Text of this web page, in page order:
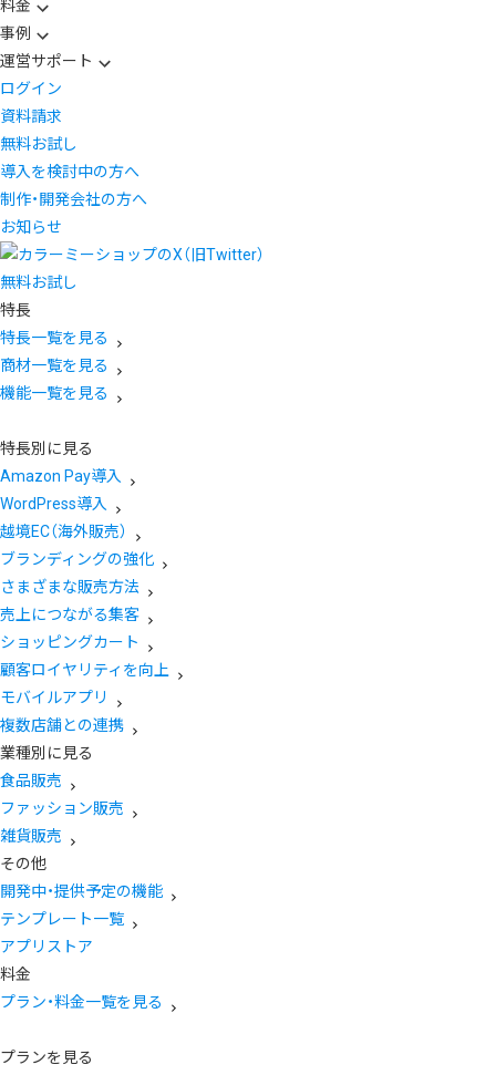
料金
事例
運営サポート
ログイン
資料請求
無料お試し
導入を検討中の方へ
制作・開発会社の方へ
お知らせ
無料お試し
特長
特長一覧を見る
商材一覧を見る
機能一覧を見る
特長別に見る
Amazon Pay導入
WordPress導入
越境EC（海外販売）
ブランディングの強化
さまざまな販売方法
売上につながる集客
ショッピングカート
顧客ロイヤリティを向上
モバイルアプリ
複数店舗との連携
業種別に見る
食品販売
ファッション販売
雑貨販売
その他
開発中・提供予定の機能
テンプレート一覧
アプリストア
料金
プラン・料金一覧を見る
プランを見る